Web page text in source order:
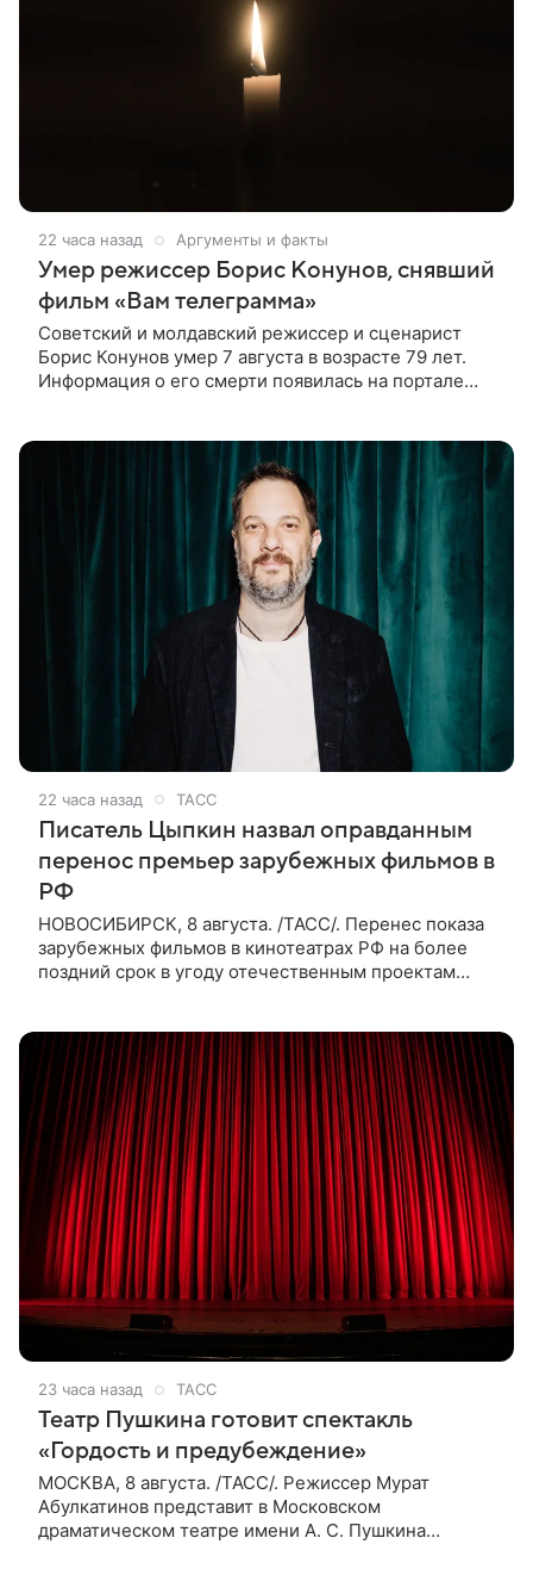
22 часа назад Аргументы и факты
Умер режиссер Борис Конунов, снявший
фильм «Вам телеграмма»
Советский и молдавский режиссер и сценарист
Борис Конунов умер 7 августа в возрасте 79 лет.
Информация о его смерти появилась на портале
22 часа назад ТАСС
Писатель Цыпкин назвал оправданным
перенос премьер зарубежных фильмов в
РФ
НОВОСИБИРСК, 8 августа. /ТАСС/. Перенес показа
зарубежных фильмов в кинотеатрах РФ на более
поздний срок в угоду отечественным проектам
23 часа назад ТАСС
Театр Пушкина готовит спектакль
«Гордость и предубеждение»
МОСКВА, 8 августа. /ТАСС/. Режиссер Мурат
Абулкатинов представит в Московском
драматическом театре имени А. С. Пушкина